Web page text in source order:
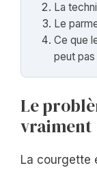
La
Le
Ce que
peut pas
Le
vraiment
La courgette